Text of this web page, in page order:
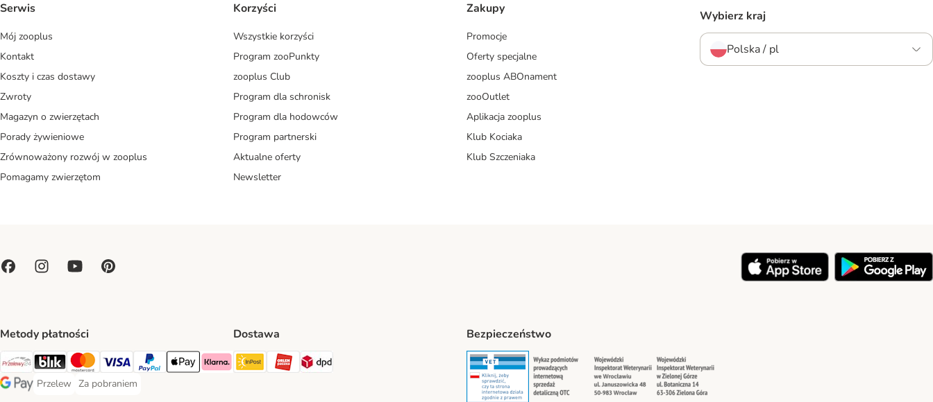
Serwis
Mój zooplus
Kontakt
Koszty i czas dostawy
Zwroty
Magazyn o zwierzętach
Porady żywieniowe
Zrównoważony rozwój w zooplus
Pomagamy zwierzętom
Korzyści
Wszystkie korzyści
Program zooPunkty
zooplus Club
Program dla schronisk
Program dla hodowców
Program partnerski
Aktualne oferty
Newsletter
Zakupy
Promocje
Oferty specjalne
zooplus ABOnament
zooOutlet
Aplikacja zooplus
Klub Kociaka
Klub Szczeniaka
Wybierz kraj
Polska / pl
Metody płatności
Przelewy24 Payment Method
Blik Payment Method
MasterCard Payment Method
Visa Payment Method
PayPal Payment Method
Apple Pay Payment Method
Klarna Payment Method
Google Pay Payment Method
Przelew
Przelew Payment Method
Za pobraniem
Za pobraniem Payment Method
Dostawa
Paczkomat® Shipping Method
ORLEN Paczka Shipping Method
Bezpieczeństwo
Security Security Security